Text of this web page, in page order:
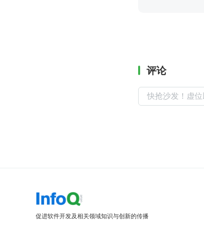
评论
促进软件开发及相关领域知识与创新的传播